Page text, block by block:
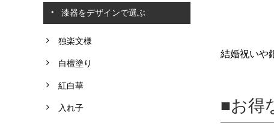
漆器をデザインで選ぶ
独楽文様
白檀塗り
紅白華
入れ子
結婚祝いや
お得